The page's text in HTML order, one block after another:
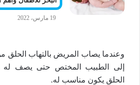
19 مارس، 2022
وعندما يصاب المريض بالتهاب الحلق
إلى الطبيب المختص حتى يصف له
الحلق يكون مناسب له.